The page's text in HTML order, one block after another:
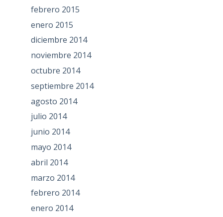
febrero 2015
enero 2015
diciembre 2014
noviembre 2014
octubre 2014
septiembre 2014
agosto 2014
julio 2014
junio 2014
mayo 2014
abril 2014
marzo 2014
febrero 2014
enero 2014